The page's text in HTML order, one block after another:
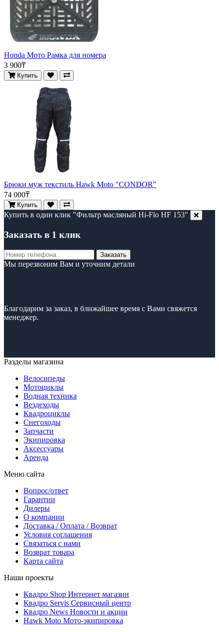
Honda Мото Рамка для номера
3 900₸
Купить
Брюки муж текстиль Hawk Moto "CONDOR"
74 000₸
Купить
Купить в один клик "Фильтр масляный Hi-Flo HF 153"
Заказать в 1 клик
Заказать
Мы перезвоним Вам и уточним детали
Благодарим за заказ, в ближайшее время с Вами свяжется
менеджер.
Разделы магазина
Велосипеды
Мотоциклы
Водная техника
Вездеходы
Квадроциклы
Снегоходы
Запчасти
Экипировка
Аксессуары
Аренда
Меню сайта
Вопрос/ответ
Гарантии
Дилеры
О компании
Доставка / Оплата / Возврат
Условия соглашения
Связаться с нами
Возврат товара
Карта сайта
Наши проекты
Квадро Shop Интернет магазин
Квадро Servis Сервисный центр
Квадро News Новости и акции
Hawk Moto Мото-экипировка